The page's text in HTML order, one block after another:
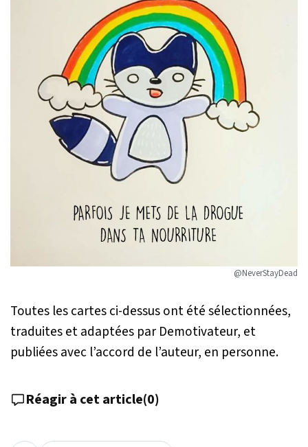
@NeverStayDead
Toutes les cartes ci-dessus ont été sélectionnées,
traduites et adaptées par Demotivateur, et
publiées avec l’accord de l’auteur, en personne.
Réagir à cet article(0)